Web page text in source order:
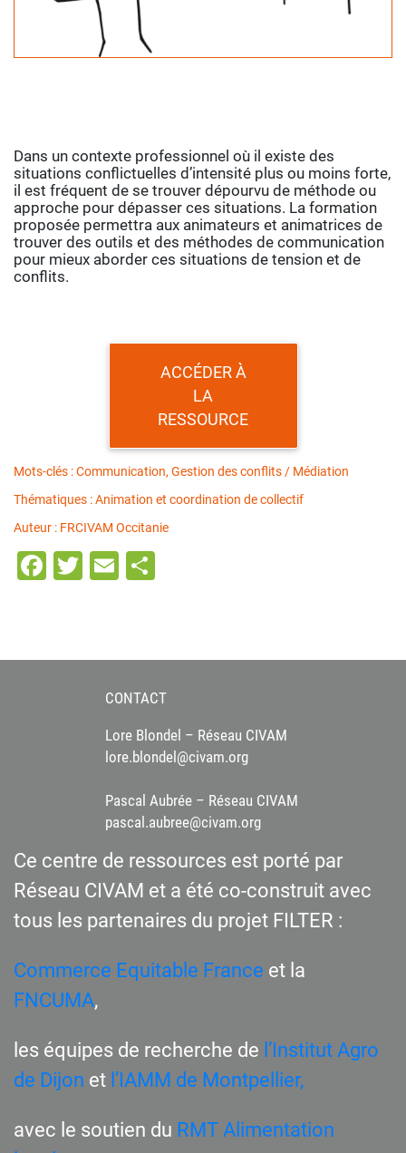
Dans un contexte professionnel où il existe des
situations conflictuelles d’intensité plus ou moins forte,
il est fréquent de se trouver dépourvu de méthode ou
approche pour dépasser ces situations. La formation
proposée permettra aux animateurs et animatrices de
trouver des outils et des méthodes de communication
pour mieux aborder ces situations de tension et de
conflits.
ACCÉDER À
LA
RESSOURCE
Mots-clés : Communication, Gestion des conflits / Médiation
Thématiques : Animation et coordination de collectif
Auteur : FRCIVAM Occitanie
FacebookTwitterEmail
CONTACT
Lore Blondel – Réseau CIVAM
lore.blondel@civam.org
Pascal Aubrée – Réseau CIVAM
pascal.aubree@civam.org
Ce centre de ressources est porté par
Réseau CIVAM et a été co-construit avec
tous les partenaires du projet FILTER :
Commerce Equitable France et la
FNCUMA,
les équipes de recherche de l’Institut Agro
de Dijon et l’IAMM de Montpellier,
avec le soutien du RMT Alimentation